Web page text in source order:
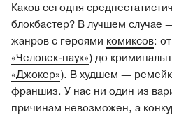
Каков сегодня
блокбастер? В лучшем случае
жанров с героями комиксов:
«Человек-паук») до
«Джокер»). В худшем — ремейк
франшиз. У нас ни один из
причинам невозможен, а